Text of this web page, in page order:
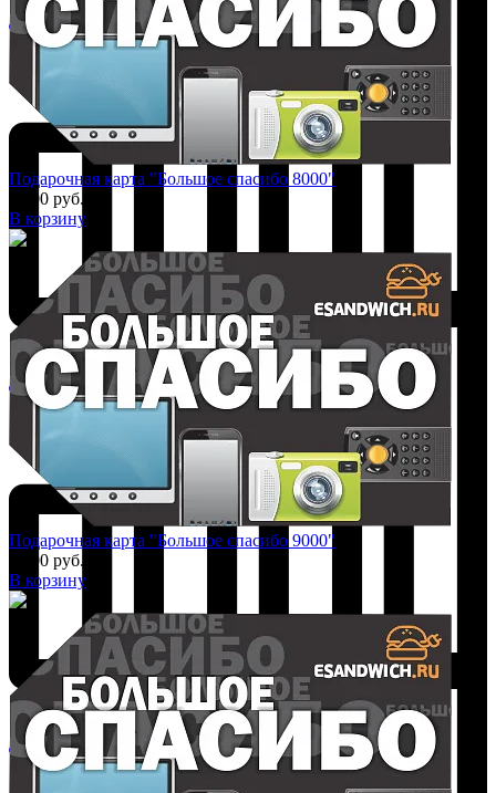
Добавить к сравнению
Добавить к сравнению
Подарочная карта "Большое спасибо 8000"
8 000 руб.
В корзину
Добавить к сравнению
Подарочная карта "Большое спасибо 9000"
9 000 руб.
В корзину